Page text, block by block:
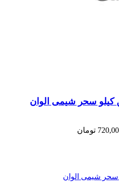
سحر شیمی الوان
تومان